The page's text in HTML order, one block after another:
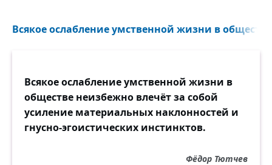
Всякое ослабление умственной жизни в
Всякое ослабление умственной жизни в
обществе неизбежно влечёт за собой
усиление материальных наклонностей и
гнусно-эгоистических инстинктов.
Фёдор Тютчев